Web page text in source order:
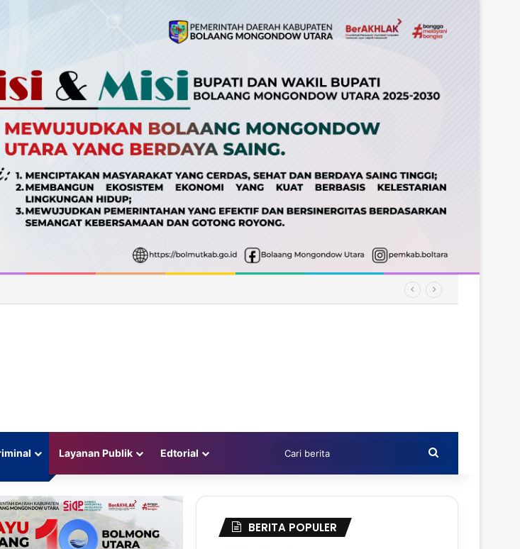
Siapkan Distribusi Benih ke Enam Kecamatan
Layanan Publik Edtorial
berita
BERITA POPULER